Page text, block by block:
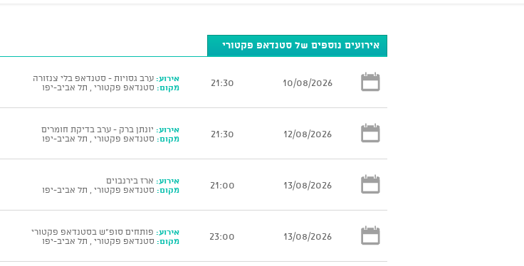
אירועים נוספים של סטנדאפ פקטורי
10/08/2026
21:30 אירוע: ערב גסויות - סטנדאפ בלי צנזורה
מקום: סטנדאפ פקטורי , תל אביב-יפו
12/08/2026
21:30 אירוע: יונתן ברק - ערב בדיקת חומרים
מקום: סטנדאפ פקטורי , תל אביב-יפו
13/08/2026
21:00 אירוע: ארז בירנבוים
מקום: סטנדאפ פקטורי , תל אביב-יפו
13/08/2026
23:00 אירוע: פותחים סופ"ש בסטנדאפ פקטורי
מקום: סטנדאפ פקטורי , תל אביב-יפו